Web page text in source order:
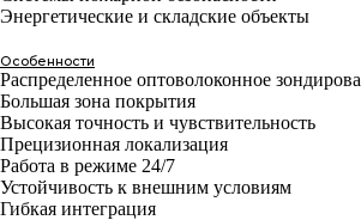
Энергетические и складские объекты
Особенности
Распределенное оптоволоконное
Большая зона покрытия
Высокая точность и чувствительность
Прецизионная локализация
Работа в режиме 24/7
Устойчивость к внешним условиям
Гибкая интеграция